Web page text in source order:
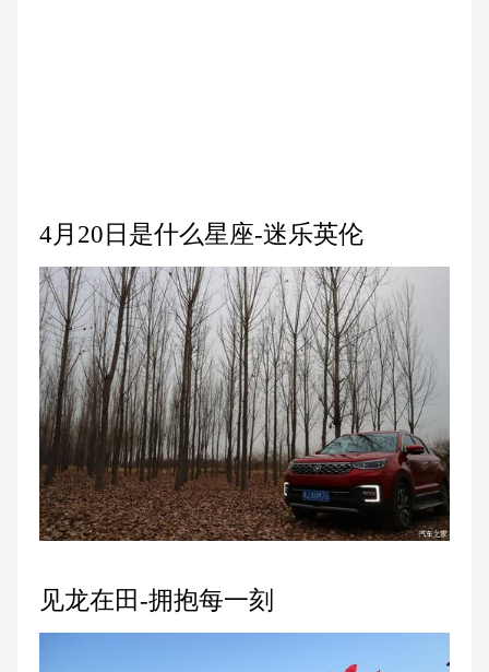
4月20日是什么星座-迷乐英伦
见龙在田-拥抱每一刻